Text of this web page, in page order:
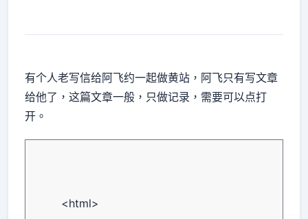
有个人老写信给阿飞约一起做黄站，阿飞只有写文章
给他了，这篇文章一般，只做记录，需要可以点打
开。